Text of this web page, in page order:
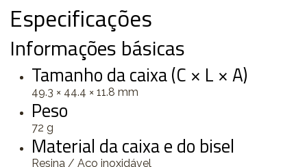
Especificações
Informações básicas
Tamanho da caixa (C × L × A)
49.3 × 44.4 × 11.8 mm
Peso
72 g
Material da caixa e do bisel
Resina / Aço inoxidável